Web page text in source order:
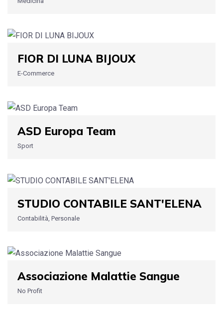
FIOR DI LUNA BIJOUX
E-Commerce
ASD Europa Team
Sport
STUDIO CONTABILE SANT'ELENA
Contabilità, Personale
Associazione Malattie Sangue
No Profit